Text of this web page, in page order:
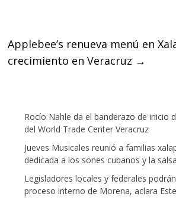
Applebee’s renueva menú en
crecimiento en Veracruz →
Rocío Nahle da el banderazo de inicio
del World Trade Center Veracruz
Jueves Musicales reunió a familias
dedicada a los sones cubanos y la salsa
Legisladores locales y federales
proceso interno de Morena, aclara